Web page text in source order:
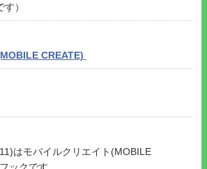
す）
CREATE)
はモバイルクリエイト(MOBILE